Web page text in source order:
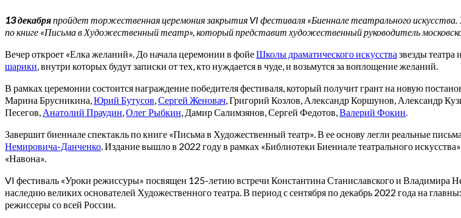
13 декабряпройдет торжественная церемония закрытия VI фестиваля «Биеннале театрального
по книге «Письма в Художественный театр», который представит художественный руководитель
Вечер откроет «Елка желаний». До начала церемонии в фойеШколы драматического искусства звезды
шарики, внутри которых будут записки от тех, кто нуждается в чуде, и возьмутся за воплощение желаний.
В рамках церемонии состоится награждение победителя фестиваля, который получит грант на новую
Марина Брусникина,Юрий Бутусов,Сергей Женовач, Григорий Козлов, Александр Коршунов, Александр
Песегов, Анатолий Праудин,Олег Рыбкин, Дамир Салимзянов, Сергей Федотов,Валерий Фокин.
Завершит биеннале спектакль по книге «Письма в Художественный театр». В ее основу легли реальные
Немировича-Данченко. Издание вышло в 2022 году в рамках «Библиотеки Биеннале театрального
«Навона».
VI фестиваль «Уроки режиссуры» посвящен 125-летию встречи Константина Станиславского и Владимира
наследию великих основателей Художественного театра. В период с сентября по декабрь 2022 года на
режиссеры со всей России.